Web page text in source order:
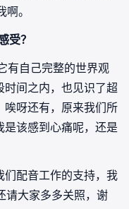
。
受？
自己完整的世界观
间之内，也见识了超
呀还有，原来我们所
该感到心痛呢，还是
配音工作的支持，我
请大家多多关照，谢